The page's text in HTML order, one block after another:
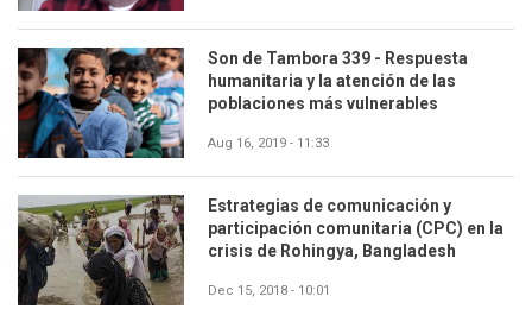
Son de Tambora 339 - Respuesta
humanitaria y la atención de las
poblaciones más vulnerables
Aug 16, 2019 - 11:33
Estrategias de comunicación y
participación comunitaria (CPC) en la
crisis de Rohingya, Bangladesh
Dec 15, 2018 - 10:01